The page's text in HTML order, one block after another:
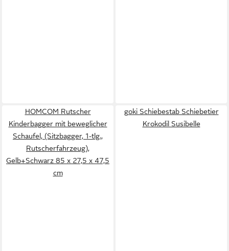
HOMCOM Rutscher
Kinderbagger mit beweglicher
Schaufel, (Sitzbagger, 1-tlg.,
Rutscherfahrzeug),
Gelb+Schwarz 85 x 27,5 x 47,5
cm
goki Schiebestab Schiebetier
Krokodil Susibelle